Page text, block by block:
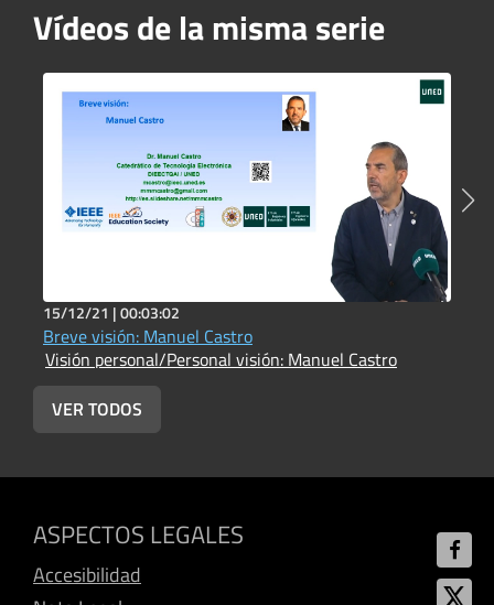
Vídeos de la misma serie
15/12/21 |00:03:02
Breve visión: Manuel Castro
Visión personal/Personal visión: Manuel Castro
VER TODOS
ASPECTOS LEGALES
Accesibilidad